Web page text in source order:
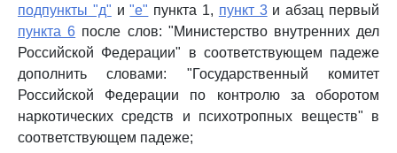
подпункты "д" и"е" пункта 1, пункт 3и абзац первый
пункта 6 после слов: "Министерство внутренних дел
Российской Федерации" в соответствующем падеже
дополнить словами: "Государственный комитет
Российской Федерации по контролю за оборотом
наркотических средств и психотропных веществ" в
соответствующем падеже;